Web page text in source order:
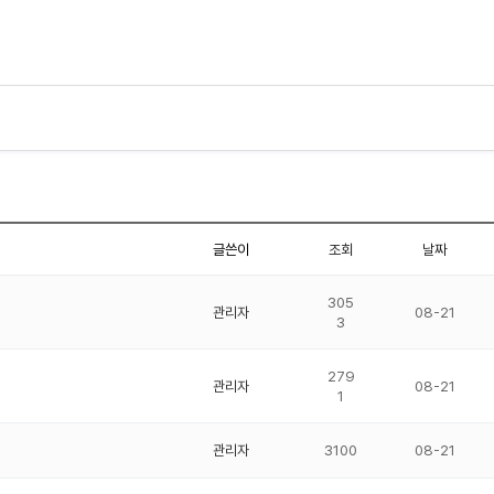
글쓴이 조회 날짜
관리자
305
3
08-21
관리자
279
1
08-21
관리자 3100 08-21